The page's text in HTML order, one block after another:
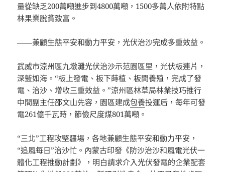
量從缺乏200萬噸進步到4800萬噸，1500多萬人依附特點
林果業脫貧致富。
——兼顧生態平安和動力平安，光伏治沙完成多重效益。
武威市涼州區九墩灘光伏治沙示范園區里，光伏板連片，
深藍如海。“板上發電、板下蒔植、板間養殖，完成了發
電、治沙、增收三重效益。”涼州區林草局林業技巧推行
中間副主任邵文山先容，園區建成包養投運后，每年可發
電261億千瓦時，節儉尺度煤801萬噸。
“三北”工程攻堅疆場，各地兼顧生態平安和動力平安，
“追風每日”治沙忙。內蒙古印發《防沙治沙和風電光伏一
體化工程推動計劃》，明白請求介入光伏發電的企業配套